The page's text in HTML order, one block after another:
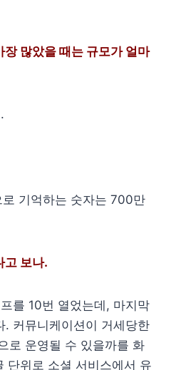
많았을 때는 규모가 얼마
기억하는 숫자는 700만
고 보나.
를 10번 열었는데, 마지막
. 커뮤니케이션이 거세당한
로 운영될 수 있을까를 화
단위로 소셜 서비스에서 유